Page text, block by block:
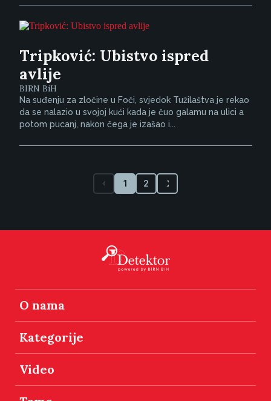
Tripković: Ubistvo ispred
avlije
BIRN BiH
Na suđenju za zločine u Foči, svjedok Tužilaštva je rekao
da se nalazio u svojoj kući kada je čuo galamu na ulici a
potom pucanj, nakon čega je izašao i...
1 2
O nama
Kategorije
Video